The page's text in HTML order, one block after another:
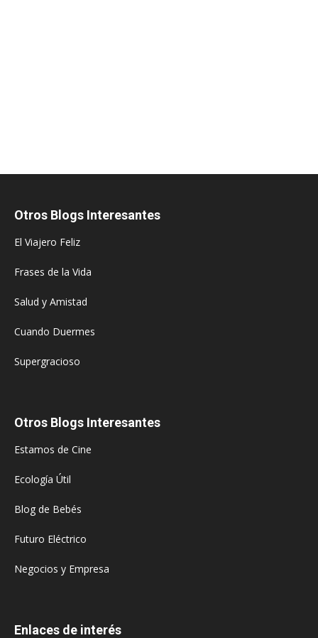
Otros Blogs Interesantes
El Viajero Feliz
Frases de la Vida
Salud y Amistad
Cuando Duermes
Supergracioso
Otros Blogs Interesantes
Estamos de Cine
Ecología Útil
Blog de Bebés
Futuro Eléctrico
Negocios y Empresa
Enlaces de interés